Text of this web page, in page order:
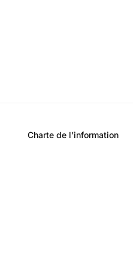
Charte de l’information